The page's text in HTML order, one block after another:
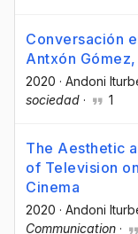
Conversación
Antxón
2020 · Andoni
sociedad · 1
The Aesthetic
of Television
Cinema
2020 · Andoni
Communication ·